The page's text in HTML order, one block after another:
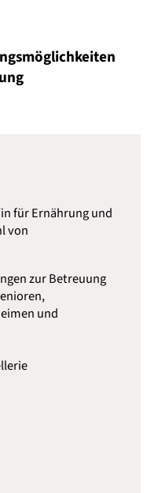
für Ernährung und
von
zur Betreuung
und